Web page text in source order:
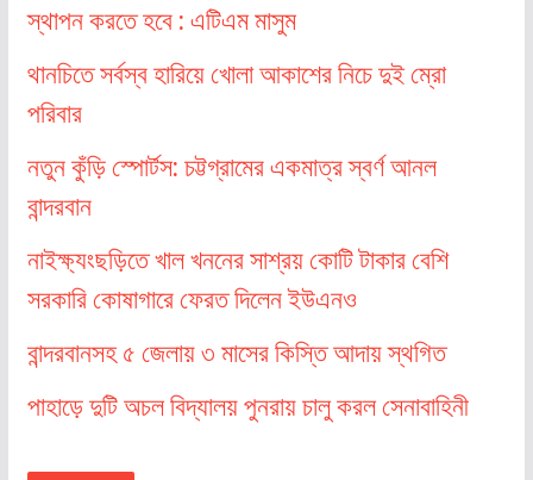
স্থাপন করতে হবে : এটিএম মাসুম
থানচিতে সর্বস্ব হারিয়ে খোলা আকাশের নিচে দুই ম্রো
পরিবার
নতুন কুঁড়ি স্পোর্টস: চট্টগ্রামের একমাত্র স্বর্ণ আনল
বান্দরবান
নাইক্ষ্যংছড়িতে খাল খননের সাশ্রয় কোটি টাকার বেশি
সরকারি কোষাগারে ফেরত দিলেন ইউএনও
বান্দরবানসহ ৫ জেলায় ৩ মাসের কিস্তি আদায় স্থগিত
পাহাড়ে দুটি অচল বিদ্যালয় পুনরায় চালু করল সেনাবাহিনী